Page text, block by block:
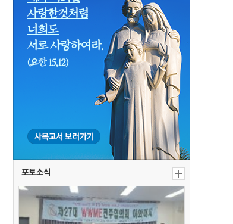
포토소식